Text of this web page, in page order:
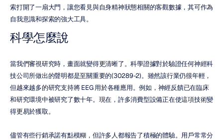
索打開了一扇大門，讓您看見與自身精神狀態相關的客觀數據，其可作為
自我意識和探索的強大工具。
科學怎麼說
當我們審視研究時，畫面就變得更清晰了。科學證據對於驗證任何神經科
技公司所做出的聲明都是至關重要的(30289-2)。雖然該行業仍很年輕，
但越來越多的研究支持將 EEG 用於各種應用。例如，神經反饋已在臨床
和研究環境中被研究了數十年。現在，許多消費型設備正在使這項技術變
得更易於獲取。
儘管有些行銷承諾有點模糊，但許多人都報告了積極的體驗。用戶常常分